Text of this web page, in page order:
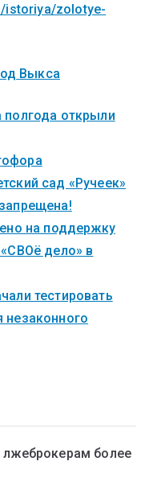
istoriya/zolotye-
Выкса
полгода открыли
сад «Ручеек»
на поддержку
дело» в
тестировать
незаконного
более